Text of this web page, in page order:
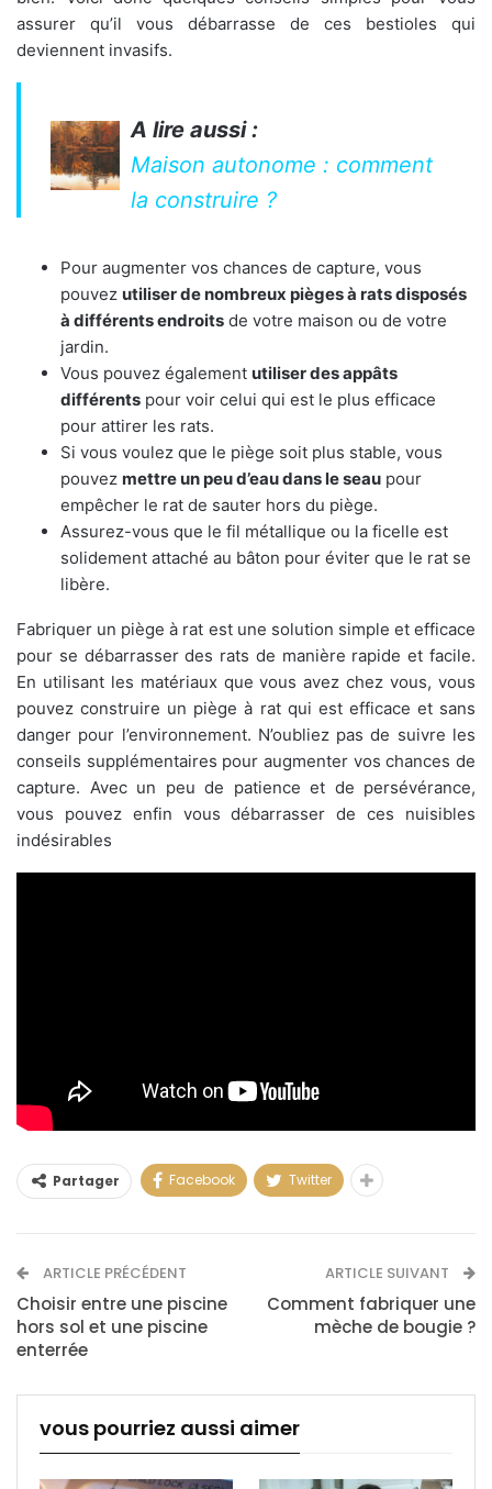
assurer qu’il vous débarrasse de ces bestioles qui
deviennent invasifs.
A lire aussi :
Maison autonome : comment
la construire ?
Pour augmenter vos chances de capture, vous
pouvez utiliser de nombreux pièges à rats disposés
à différents endroits de votre maison ou de votre
jardin.
Vous pouvez également utiliser des appâts
différents pour voir celui qui est le plus efficace
pour attirer les rats.
Si vous voulez que le piège soit plus stable, vous
pouvez mettre un peu d’eau dans le seau pour
empêcher le rat de sauter hors du piège.
Assurez-vous que le fil métallique ou la ficelle est
solidement attaché au bâton pour éviter que le rat se
libère.
Fabriquer un piège à rat est une solution simple et efficace
pour se débarrasser des rats de manière rapide et facile.
En utilisant les matériaux que vous avez chez vous, vous
pouvez construire un piège à rat qui est efficace et sans
danger pour l’environnement. N’oubliez pas de suivre les
conseils supplémentaires pour augmenter vos chances de
capture. Avec un peu de patience et de persévérance,
vous pouvez enfin vous débarrasser de ces nuisibles
indésirables
Partager Facebook Twitter
ARTICLE PRÉCÉDENT
Choisir entre une piscine
hors sol et une piscine
enterrée
ARTICLE SUIVANT
Comment fabriquer une
mèche de bougie ?
vous pourriez aussi aimer